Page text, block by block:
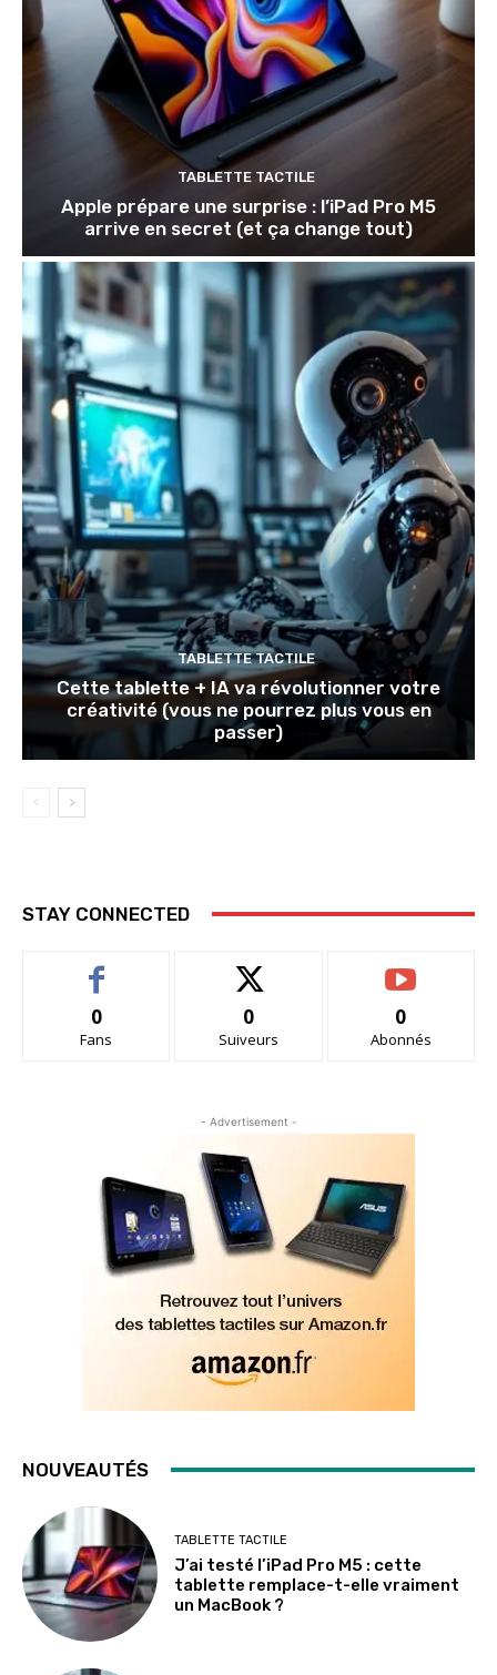
TABLETTE TACTILE
Apple prépare une surprise : l’iPad Pro M5
arrive en secret (et ça change tout)
TABLETTE TACTILE
Cette tablette + IA va révolutionner votre
créativité (vous ne pourrez plus vous en
passer)
STAY CONNECTED
0
Fans
0
Suiveurs
0
Abonnés
- Advertisement -
NOUVEAUTÉS
TABLETTE TACTILE
J’ai testé l’iPad Pro M5 : cette
tablette remplace-t-elle vraiment
un MacBook ?